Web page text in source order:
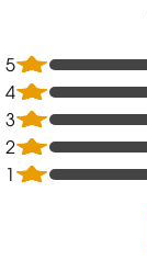
5
4
3
2
1